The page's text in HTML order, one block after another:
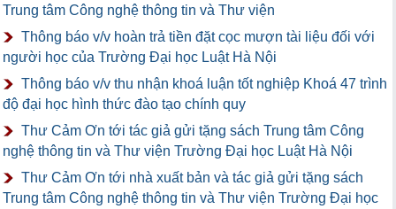
Trung tâm Công nghệ thông tin và Thư viện
Thông báo v/v hoàn trả tiền đặt cọc mượn tài liệu đối với
người học của Trường Đại học Luật Hà Nội
Thông báo v/v thu nhận khoá luận tốt nghiệp Khoá 47 trình
độ đại học hình thức đào tạo chính quy
Thư Cảm Ơn tới tác giả gửi tặng sách Trung tâm Công
nghệ thông tin và Thư viện Trường Đại học Luật Hà Nội
Thư Cảm Ơn tới nhà xuất bản và tác giả gửi tặng sách
Trung tâm Công nghệ thông tin và Thư viện Trường Đại học